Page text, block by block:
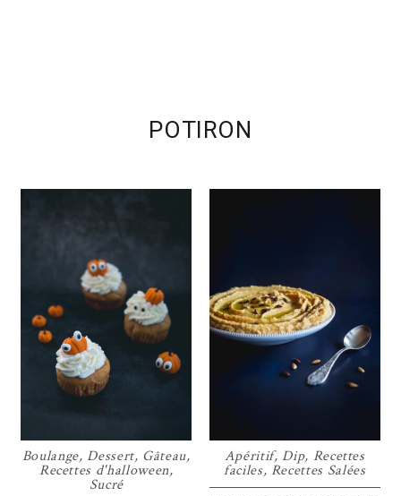
POTIRON
Boulange,Dessert, Gâteau,
Recettes d'halloween,
Sucré
Apéritif,Dip, Recettes
faciles, Recettes Salées